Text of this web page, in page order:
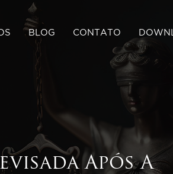
BLOG CONTATO
Após A